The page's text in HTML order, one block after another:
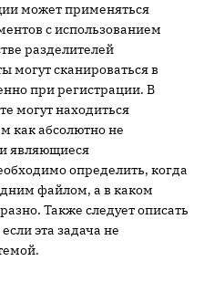
может применяться
с использованием
разделителей
могут сканироваться в
при регистрации. В
могут находиться
как абсолютно не
являющиеся
определить, когда
файлом, а в каком
Также следует описать
эта задача не